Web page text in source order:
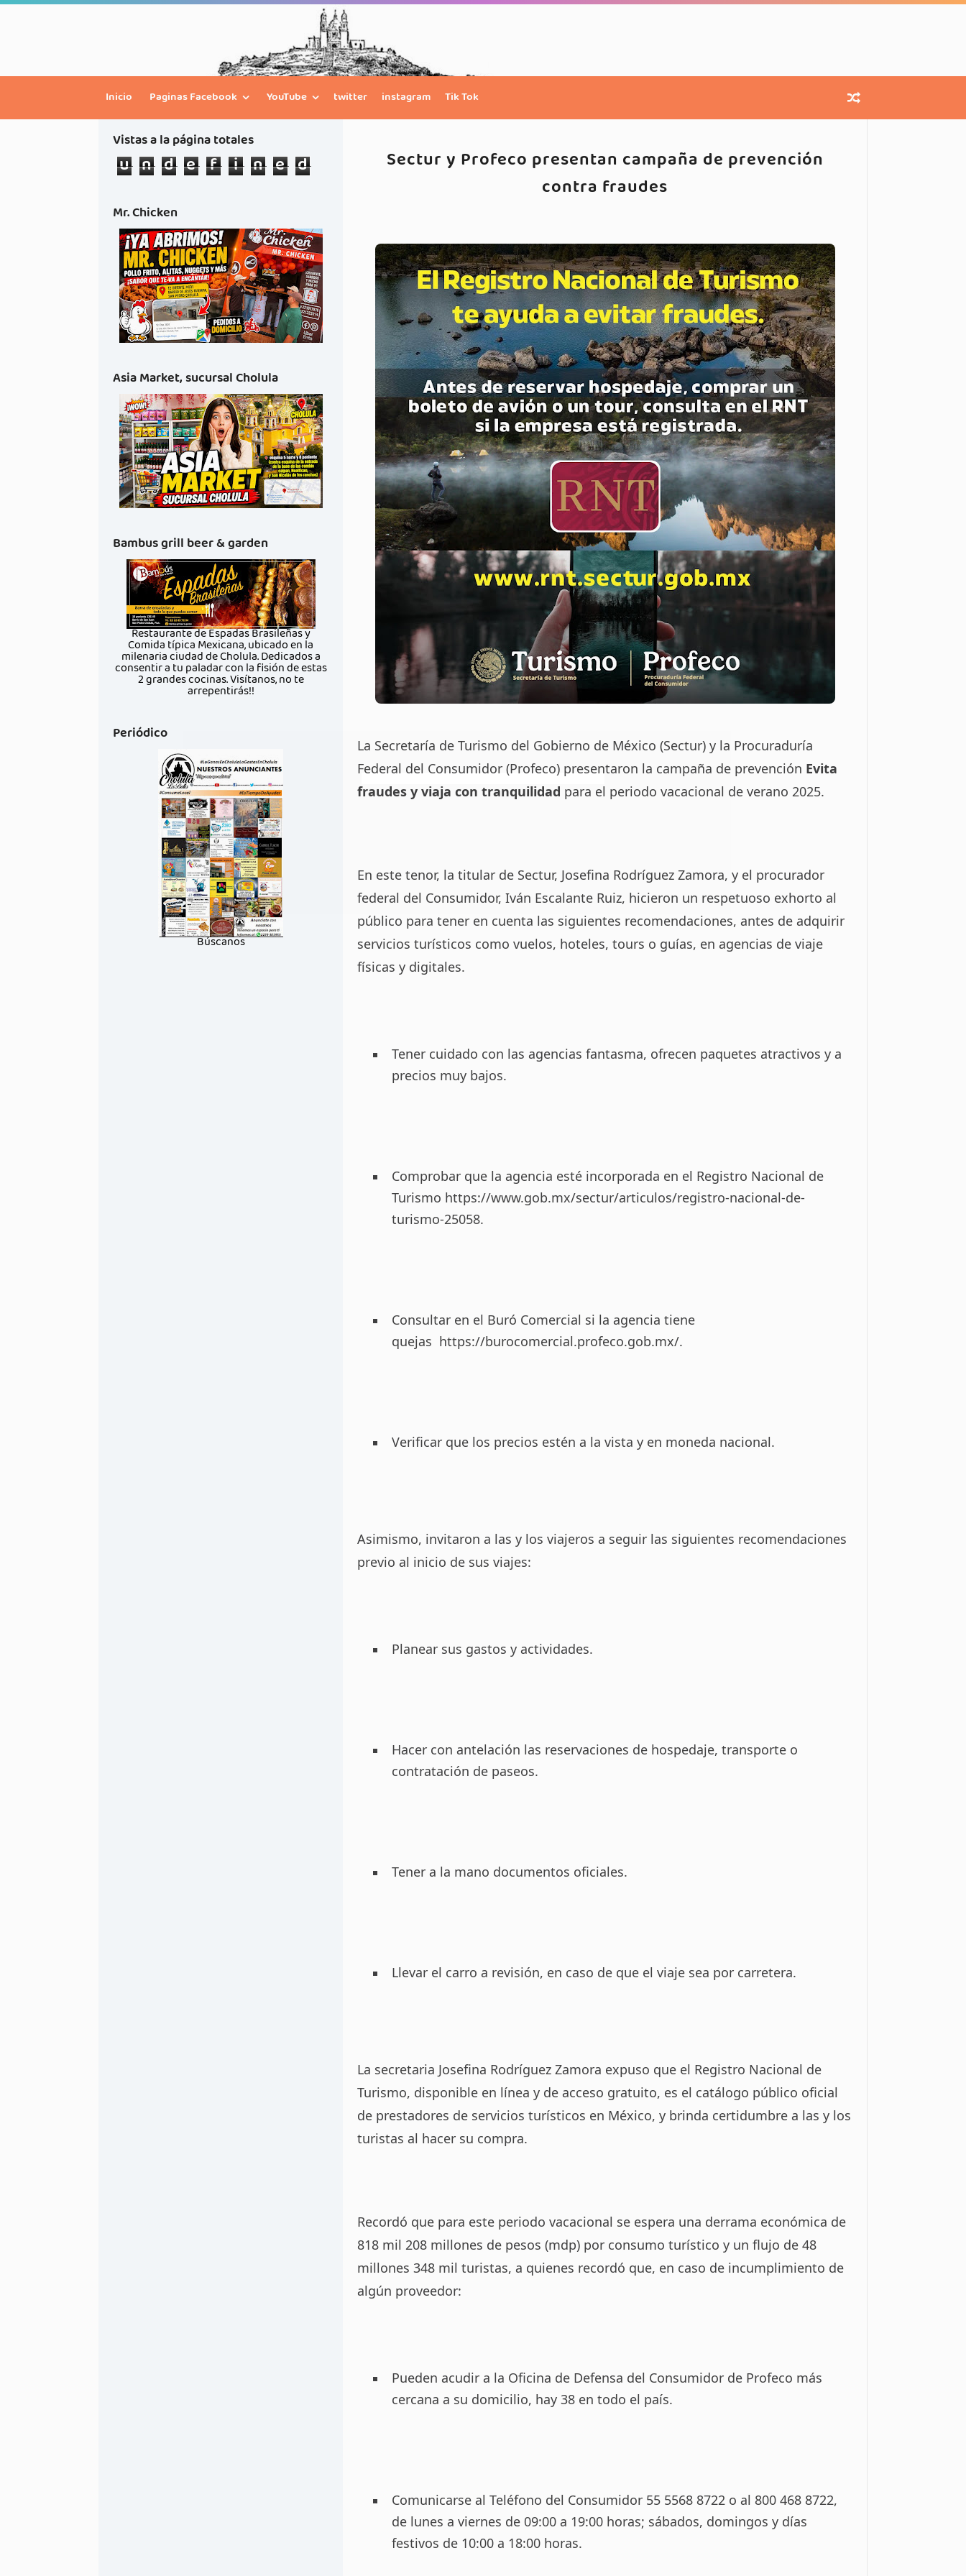
Inicio Paginas Facebook YouTube twitter instagram Tik Tok
Sectur y Profeco presentan campaña de prevención
contra fraudes
La Secretaría de Turismo del Gobierno de México (Sectur) y la Procuraduría
Federal del Consumidor (Profeco) presentaron la campaña de prevención Evita
fraudes y viaja con tranquilidad para el periodo vacacional de verano 2025.
En este tenor, la titular de Sectur, Josefina Rodríguez Zamora, y el procurador
federal del Consumidor, Iván Escalante Ruiz, hicieron un respetuoso exhorto al
público para tener en cuenta las siguientes recomendaciones, antes de adquirir
servicios turísticos como vuelos, hoteles, tours o guías, en agencias de viaje
físicas y digitales.
Tener cuidado con las agencias fantasma, ofrecen paquetes atractivos y a
precios muy bajos.
Comprobar que la agencia esté incorporada en el Registro Nacional de
Turismo https://www.gob.mx/sectur/articulos/registro-nacional-de-
turismo-25058.
Consultar en el Buró Comercial si la agencia tiene
quejas https://burocomercial.profeco.gob.mx/.
Verificar que los precios estén a la vista y en moneda nacional.
Asimismo, invitaron a las y los viajeros a seguir las siguientes recomendaciones
previo al inicio de sus viajes:
Planear sus gastos y actividades.
Hacer con antelación las reservaciones de hospedaje, transporte o
contratación de paseos.
Tener a la mano documentos oficiales.
Llevar el carro a revisión, en caso de que el viaje sea por carretera.
La secretaria Josefina Rodríguez Zamora expuso que el Registro Nacional de
Turismo, disponible en línea y de acceso gratuito, es el catálogo público oficial
de prestadores de servicios turísticos en México, y brinda certidumbre a las y los
turistas al hacer su compra.
Recordó que para este periodo vacacional se espera una derrama económica de
818 mil 208 millones de pesos (mdp) por consumo turístico y un flujo de 48
millones 348 mil turistas, a quienes recordó que, en caso de incumplimiento de
algún proveedor:
Pueden acudir a la Oficina de Defensa del Consumidor de Profeco más
cercana a su domicilio, hay 38 en todo el país.
Comunicarse al Teléfono del Consumidor 55 5568 8722 o al 800 468 8722,
de lunes a viernes de 09:00 a 19:00 horas; sábados, domingos y días
festivos de 10:00 a 18:00 horas.
Vistas a la página totales
u n d e f i n e d
Mr. Chicken
Asia Market, sucursal Cholula
Bambus grill beer & garden
Restaurante de Espadas Brasileñas y
Comida típica Mexicana, ubicado en la
milenaria ciudad de Cholula. Dedicados a
consentir a tu paladar con la fisión de estas
2 grandes cocinas. Visítanos, no te
arrepentirás!!
Periódico
Búscanos